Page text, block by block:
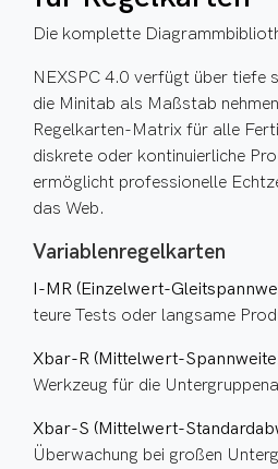
Die komplette
NEXSPC 4.0 verfügt über tiefe
die Minitab als Maßstab
Regelkarten-Matrix für alle
diskrete oder kontinuierliche
ermöglicht professionelle
das Web.
Variablenregelkarten
I-MR (Einzelwert-
teure Tests oder langsame
Xbar-R (Mittelwert-
Werkzeug für die
Xbar-S (Mittelwert-
Überwachung bei großen